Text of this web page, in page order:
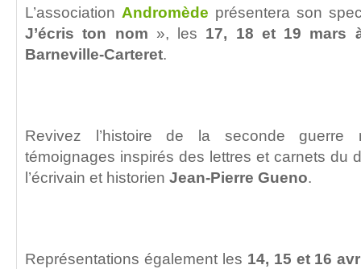
L’association Andromède présentera son
J’écris ton nom », les 17, 18 et 19 mars
Barneville-Carteret.
Revivez l’histoire de la seconde guerre
témoignages inspirés des lettres et carnets du
l’écrivain et historien Jean-Pierre Gueno.
Représentations également les 14, 15 et 16